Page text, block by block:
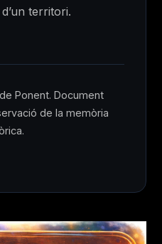
territori.
Ponent. Document
de la memòria